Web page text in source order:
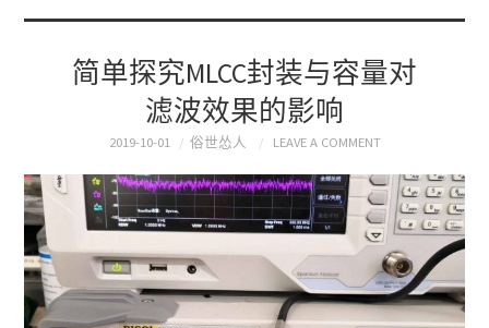
简单探究MLCC封装与容量对
滤波效果的影响
2019-10-01 俗世怂人 LEAVE A COMMENT